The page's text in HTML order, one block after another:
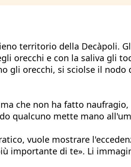
territorio della Decàpoli.
orecchi e con la saliva gli
gli orecchi, si sciolse il nodo
che non ha fatto
qualcuno mette mano
vuole mostrare
importante di te». Li